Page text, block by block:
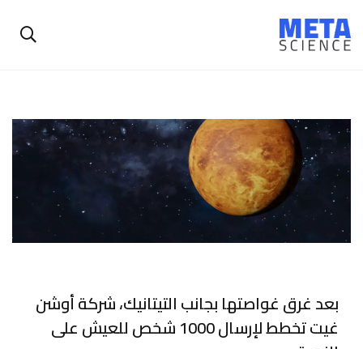
بعد غرق غواصتها بجانب التيتانيك، شركة أوشن
غيت تخطط لإرسال 1000 شخص للعيش على